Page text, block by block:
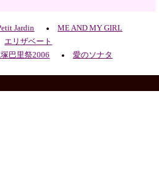
Jardin
ME AND MY GIRL
エリザベート
巴里祭2006
愛のソナタ